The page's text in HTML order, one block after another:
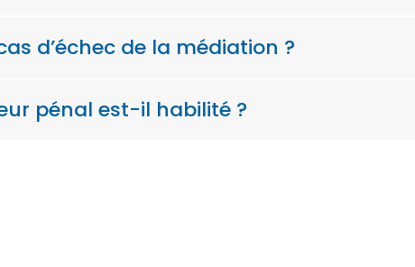
d’échec de la médiation ?
pénal est-il habilité ?